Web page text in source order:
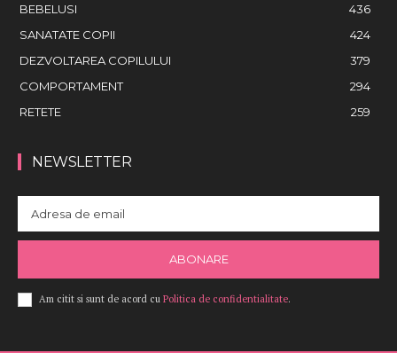
BEBELUSI
436
SANATATE COPII
424
DEZVOLTAREA COPILULUI
379
COMPORTAMENT
294
RETETE
259
NEWSLETTER
ABONARE
Am citit si sunt de acord cu Politica de confidentialitate.